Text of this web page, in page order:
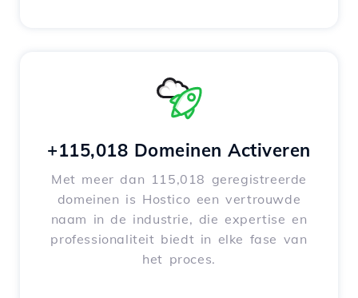
+115,018 Domeinen Activeren
Met meer dan 115,018 geregistreerde
domeinen is Hostico een vertrouwde
naam in de industrie, die expertise en
professionaliteit biedt in elke fase van
het proces.